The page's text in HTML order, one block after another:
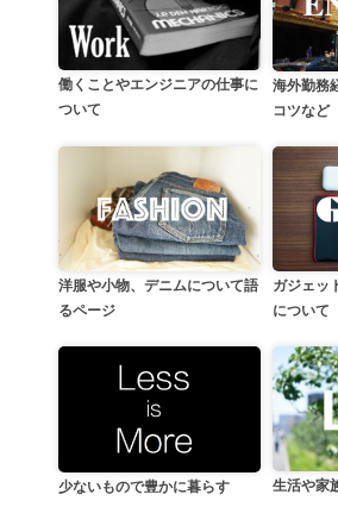
働くことやエンジニアの仕事に
ついて
海外勤務
コツなど
洋服や小物、デニムについて語
るページ
ガジェッ
について
少ないもので豊かに暮らす 生活や家